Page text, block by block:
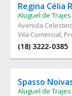
Regina Célia
Aluguel de
Avenida
Vila Comercial,
(18) 3222-0385
Spasso
Aluguel de